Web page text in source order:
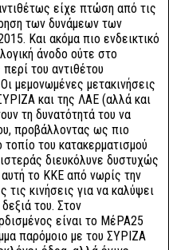
είχε πτώση από τις
των δυνάμεων των
Και ακόμα πιο ενδεικτικό
άνοδο ούτε στο
του αντιθέτου
μεμονωμένες μετακινήσεις
και της ΛΑΕ (αλλά και
τη δυνατότητά του να
προβάλλοντας ως πιο
του κατακερματισμού
διευκόλυνε δυστυχώς
το ΚΚΕ από νωρίς την
κινήσεις για να καλύψει
του. Στον
είναι το ΜέΡΑ25
παρόμοιο με του ΣΥΡΙΖΑ